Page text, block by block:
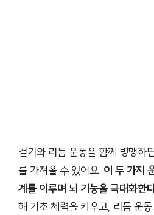
걷기와 리듬 운동을 함께 병행하
를 가져올 수 있어요. 이 두 가지
계를 이루며 뇌 기능을 극대화한
해 기초 체력을 키우고, 리듬 운